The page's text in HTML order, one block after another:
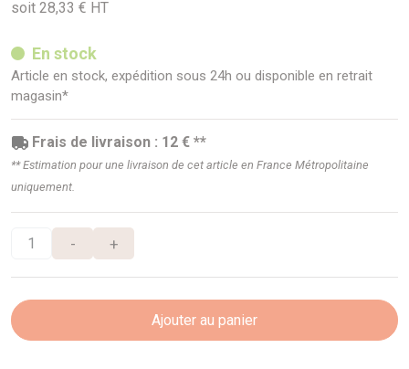
soit 28,33 € HT
En stock
Article en stock, expédition sous 24h ou disponible en retrait
magasin*
Frais de livraison : 12 € **
** Estimation pour une livraison de cet article en France Métropolitaine
uniquement.
- +
Ajouter au panier